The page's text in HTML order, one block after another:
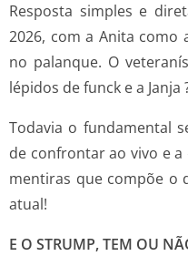
Resposta simples e
2026, com a Anita como
no palanque. O
lépidos de funck e a
Todavia o fundamental
de confrontar ao vivo e
mentiras que compõe o
atual!
E O STRUMP, TEM OU